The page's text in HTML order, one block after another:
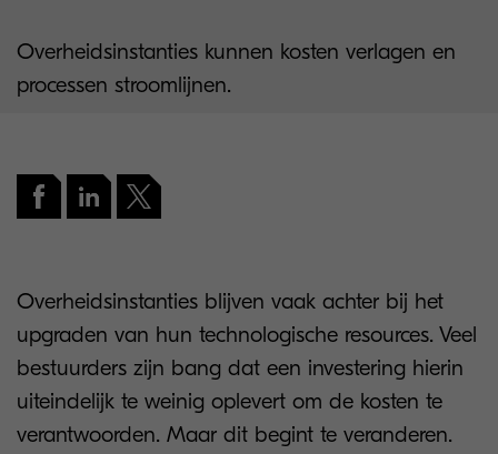
Overheidsinstanties kunnen kosten verlagen en
processen stroomlijnen.
Overheidsinstanties blijven vaak achter bij het
upgraden van hun technologische resources. Veel
bestuurders zijn bang dat een investering hierin
uiteindelijk te weinig oplevert om de kosten te
verantwoorden. Maar dit begint te veranderen.